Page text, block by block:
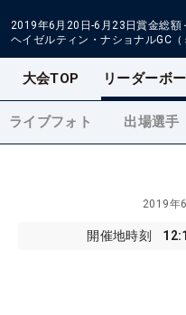
2019年6月20日-6月23日賞金総額
ヘイゼルティン・ナショナルGC（
大会TOP リーダーボ
ライブフォト 出場選手
開催地時刻
2019年